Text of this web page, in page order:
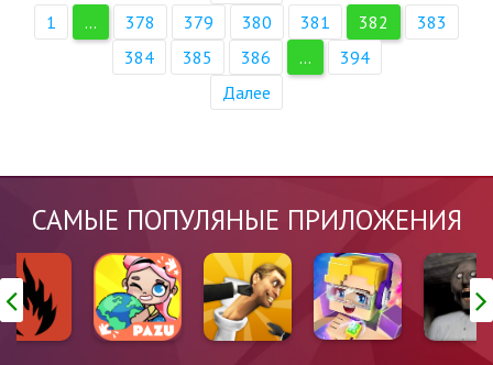
1
... 378 379 380 381 382
383
384
385 386 ...
394
Далее
САМЫЕ ПОПУЛЯНЫЕ ПРИЛОЖЕНИЯ